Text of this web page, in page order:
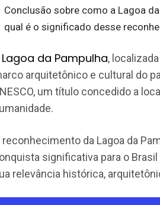
Conclusão sobre como a Lagoa
qual é o significado desse
Lagoa da Pampulha,
arquitetônico e cultural do
um título concedido a
reconhecimento da Lagoa da
significativa para o
relevância histórica,